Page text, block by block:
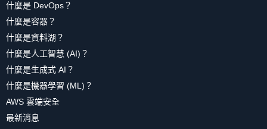
什麼是 DevOps？
什麼是容器？
什麼是資料湖？
什麼是人工智慧 (AI)？
什麼是生成式 AI？
什麼是機器學習 (ML)？
AWS 雲端安全
最新消息